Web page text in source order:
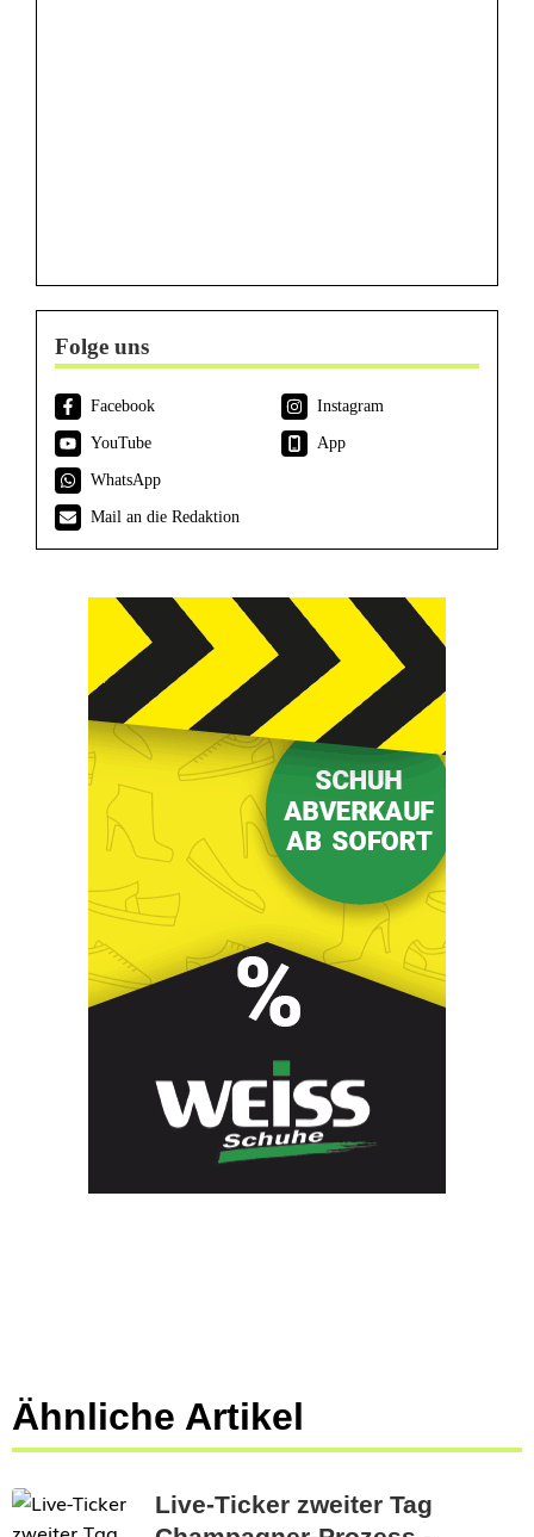
Folge uns
Facebook
Instagram
YouTube
App
WhatsApp
Mail an die Redaktion
Ähnliche Artikel
Live-Ticker zweiter Tag